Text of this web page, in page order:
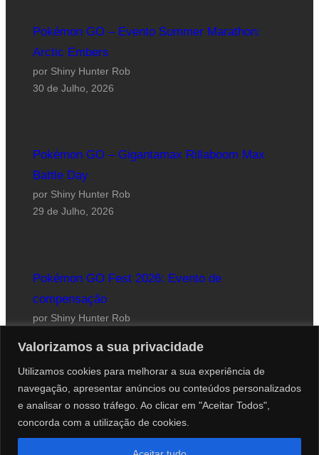
Valorizamos a sua privacidade
Utilizamos cookies para melhorar a sua experiência de
navegação, apresentar anúncios ou conteúdos personalizados
e analisar o nosso tráfego. Ao clicar em "Aceitar Todos",
concorda com a utilização de cookies.
Pokémon GO – Evento Summer Marathon:
Arctic Embers
por Shiny Hunter Rob
30 de Julho, 2026
Pokémon GO – Gigantamax Rillaboom Max
Battle Day
por Shiny Hunter Rob
29 de Julho, 2026
Pokémon GO Fest 2026: Evento de
compensação
por Shiny Hunter Rob
Website desenhado por Roberto Coutinho